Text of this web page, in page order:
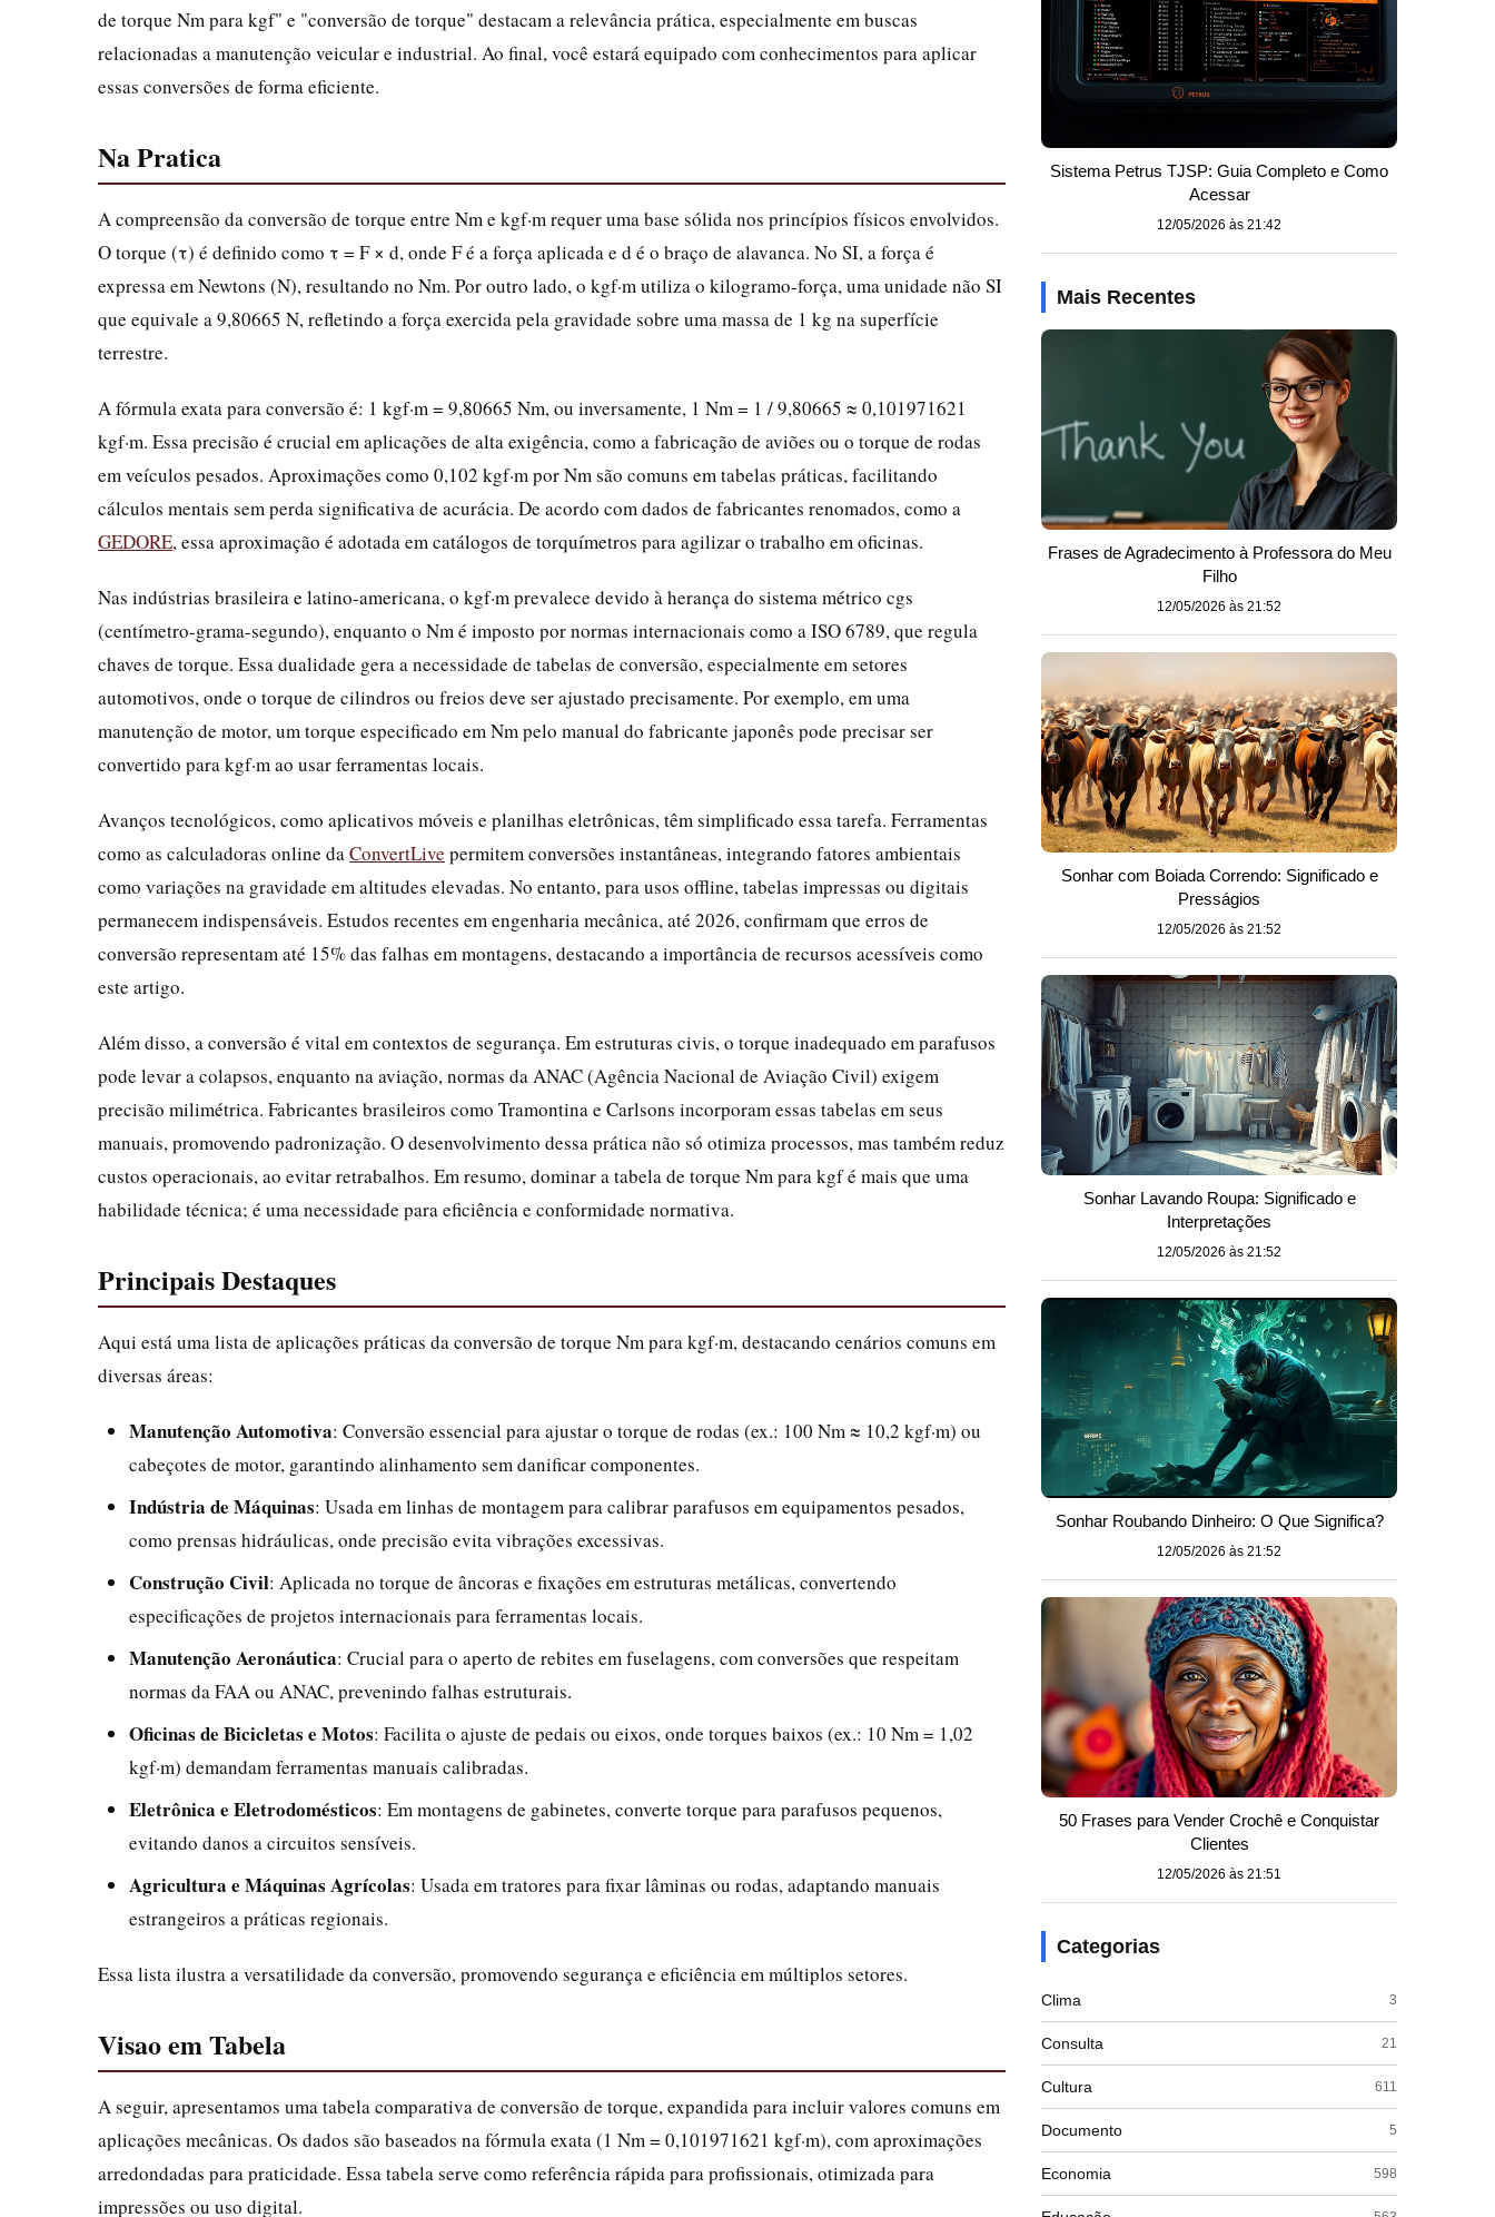
de torque Nm para kgf" e "conversão de torque" destacam a relevância prática, especialmente em buscas
relacionadas a manutenção veicular e industrial. Ao final, você estará equipado com conhecimentos para aplicar
essas conversões de forma eficiente.
Na Pratica
A compreensão da conversão de torque entre Nm e kgf·m requer uma base sólida nos princípios físicos envolvidos.
O torque (τ) é definido como τ = F × d, onde F é a força aplicada e d é o braço de alavanca. No SI, a força é
expressa em Newtons (N), resultando no Nm. Por outro lado, o kgf·m utiliza o kilogramo-força, uma unidade não SI
que equivale a 9,80665 N, refletindo a força exercida pela gravidade sobre uma massa de 1 kg na superfície
terrestre.
A fórmula exata para conversão é: 1 kgf·m = 9,80665 Nm, ou inversamente, 1 Nm = 1 / 9,80665 ≈ 0,101971621
kgf·m. Essa precisão é crucial em aplicações de alta exigência, como a fabricação de aviões ou o torque de rodas
em veículos pesados. Aproximações como 0,102 kgf·m por Nm são comuns em tabelas práticas, facilitando
cálculos mentais sem perda significativa de acurácia. De acordo com dados de fabricantes renomados, como a
GEDORE, essa aproximação é adotada em catálogos de torquímetros para agilizar o trabalho em oficinas.
Nas indústrias brasileira e latino-americana, o kgf·m prevalece devido à herança do sistema métrico cgs
(centímetro-grama-segundo), enquanto o Nm é imposto por normas internacionais como a ISO 6789, que regula
chaves de torque. Essa dualidade gera a necessidade de tabelas de conversão, especialmente em setores
automotivos, onde o torque de cilindros ou freios deve ser ajustado precisamente. Por exemplo, em uma
manutenção de motor, um torque especificado em Nm pelo manual do fabricante japonês pode precisar ser
convertido para kgf·m ao usar ferramentas locais.
Avanços tecnológicos, como aplicativos móveis e planilhas eletrônicas, têm simplificado essa tarefa. Ferramentas
como as calculadoras online daConvertLive permitem conversões instantâneas, integrando fatores ambientais
como variações na gravidade em altitudes elevadas. No entanto, para usos offline, tabelas impressas ou digitais
permanecem indispensáveis. Estudos recentes em engenharia mecânica, até 2026, confirmam que erros de
conversão representam até 15% das falhas em montagens, destacando a importância de recursos acessíveis como
este artigo.
Além disso, a conversão é vital em contextos de segurança. Em estruturas civis, o torque inadequado em parafusos
pode levar a colapsos, enquanto na aviação, normas da ANAC (Agência Nacional de Aviação Civil) exigem
precisão milimétrica. Fabricantes brasileiros como Tramontina e Carlsons incorporam essas tabelas em seus
manuais, promovendo padronização. O desenvolvimento dessa prática não só otimiza processos, mas também reduz
custos operacionais, ao evitar retrabalhos. Em resumo, dominar a tabela de torque Nm para kgf é mais que uma
habilidade técnica; é uma necessidade para eficiência e conformidade normativa.
Principais Destaques
Aqui está uma lista de aplicações práticas da conversão de torque Nm para kgf·m, destacando cenários comuns em
diversas áreas:
Manutenção Automotiva: Conversão essencial para ajustar o torque de rodas (ex.: 100 Nm ≈ 10,2 kgf·m) ou
cabeçotes de motor, garantindo alinhamento sem danificar componentes.
Indústria de Máquinas: Usada em linhas de montagem para calibrar parafusos em equipamentos pesados,
como prensas hidráulicas, onde precisão evita vibrações excessivas.
Construção Civil: Aplicada no torque de âncoras e fixações em estruturas metálicas, convertendo
especificações de projetos internacionais para ferramentas locais.
Manutenção Aeronáutica: Crucial para o aperto de rebites em fuselagens, com conversões que respeitam
normas da FAA ou ANAC, prevenindo falhas estruturais.
Oficinas de Bicicletas e Motos: Facilita o ajuste de pedais ou eixos, onde torques baixos (ex.: 10 Nm = 1,02
kgf·m) demandam ferramentas manuais calibradas.
Eletrônica e Eletrodomésticos: Em montagens de gabinetes, converte torque para parafusos pequenos,
evitando danos a circuitos sensíveis.
Agricultura e Máquinas Agrícolas: Usada em tratores para fixar lâminas ou rodas, adaptando manuais
estrangeiros a práticas regionais.
Essa lista ilustra a versatilidade da conversão, promovendo segurança e eficiência em múltiplos setores.
Visao em Tabela
A seguir, apresentamos uma tabela comparativa de conversão de torque, expandida para incluir valores comuns em
aplicações mecânicas. Os dados são baseados na fórmula exata (1 Nm = 0,101971621 kgf·m), com aproximações
arredondadas para praticidade. Essa tabela serve como referência rápida para profissionais, otimizada para
impressões ou uso digital.
Sistema Petrus TJSP: Guia Completo e Como
Acessar
12/05/2026 às 21:42
Mais Recentes
Frases de Agradecimento à Professora do Meu
Filho
12/05/2026 às 21:52
Sonhar com Boiada Correndo: Significado e
Presságios
12/05/2026 às 21:52
Sonhar Lavando Roupa: Significado e
Interpretações
12/05/2026 às 21:52
Sonhar Roubando Dinheiro: O Que Significa?
12/05/2026 às 21:52
50 Frases para Vender Crochê e Conquistar
Clientes
12/05/2026 às 21:51
Categorias
Clima 3
Consulta 21
Cultura 611
Documento 5
Economia 598